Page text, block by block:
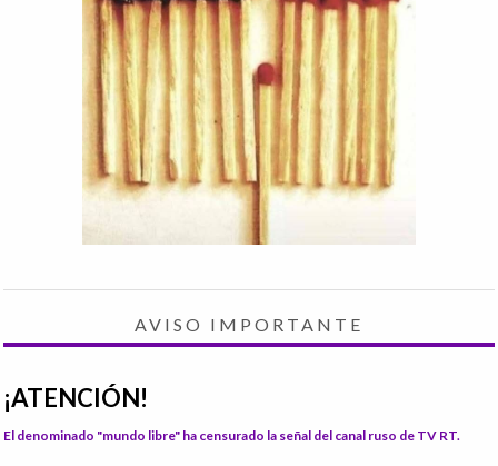
AVISO IMPORTANTE
¡ATENCIÓN!
El denominado "mundo libre" ha censurado la señal del canal ruso de TV RT.